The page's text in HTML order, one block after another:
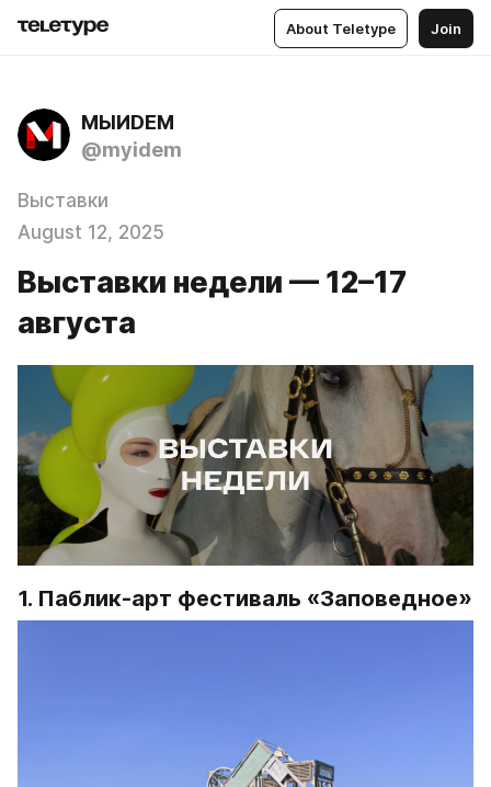
About Teletype Join
МЫИDЕМ
@myidem
Выставки
August 12, 2025
Выставки недели — 12–17
августа
1. Паблик-арт фестиваль «Заповедное»